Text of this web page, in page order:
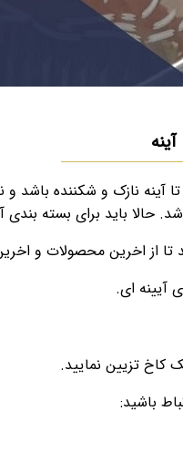
آینه نازک و شکننده باشد
حالا باید برای بسته بندی
تا از اخرین محصولات و
آیینه ای.
کاخ تزیین نمایید.
باشید: